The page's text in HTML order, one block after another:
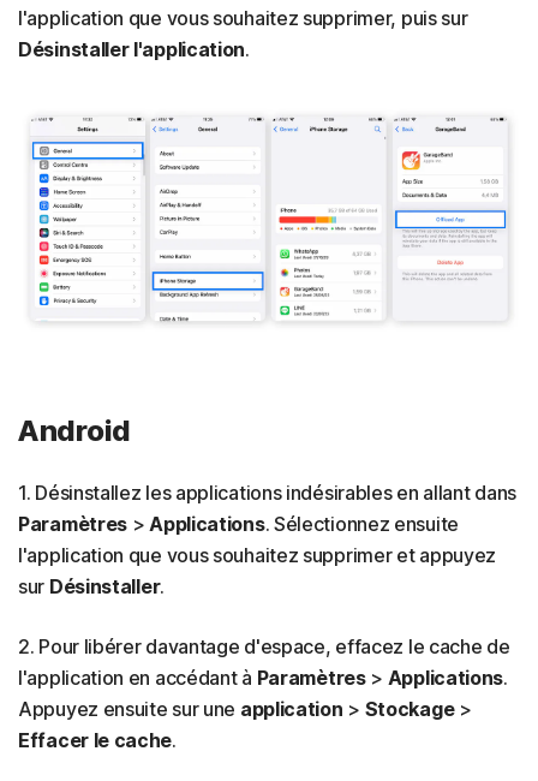
l'application que vous souhaitez supprimer, puis sur
Désinstaller l'application.
Android
1. Désinstallez les applications indésirables en allant dans
Paramètres >Applications. Sélectionnez ensuite
l'application que vous souhaitez supprimer et appuyez
sur Désinstaller.
2. Pour libérer davantage d'espace, effacez le cache de
l'application en accédant à Paramètres> Applications.
Appuyez ensuite sur une application > Stockage >
Effacer le cache.